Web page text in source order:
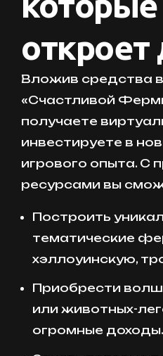
откроет
Вложив средства
«Счастливой
получаете
инвестируете в
игрового опыта. С
ресурсами вы
Построить
тематические
хэллоуинскую,
Приобрести
или животных-
огромные доходы.